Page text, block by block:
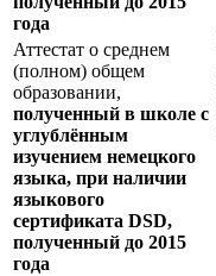
года
Аттестат о среднем
(полном) общем
образовании,
полученный в школе с
углублённым
изучением немецкого
языка, при наличии
языкового
сертификата DSD,
полученный до 2015
года